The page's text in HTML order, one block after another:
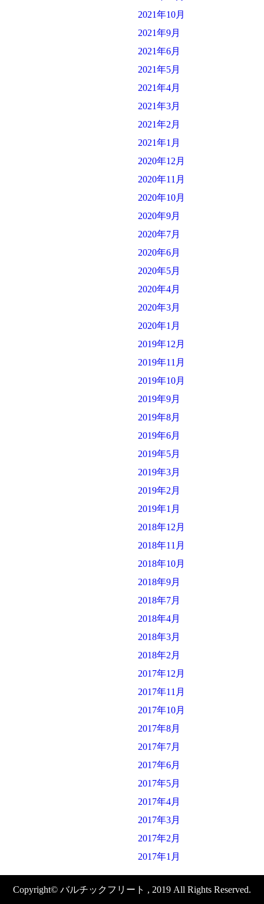
2021年10月
2021年9月
2021年6月
2021年5月
2021年4月
2021年3月
2021年2月
2021年1月
2020年12月
2020年11月
2020年10月
2020年9月
2020年7月
2020年6月
2020年5月
2020年4月
2020年3月
2020年1月
2019年12月
2019年11月
2019年10月
2019年9月
2019年8月
2019年6月
2019年5月
2019年3月
2019年2月
2019年1月
2018年12月
2018年11月
2018年10月
2018年9月
2018年7月
2018年4月
2018年3月
2018年2月
2017年12月
2017年11月
2017年10月
2017年8月
2017年7月
2017年6月
2017年5月
2017年4月
2017年3月
2017年2月
2017年1月
Copyright© バルチックフリート , 2019 All Rights Reserved.